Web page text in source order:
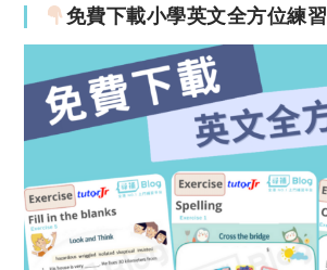
免費下載小學英文全方位練習